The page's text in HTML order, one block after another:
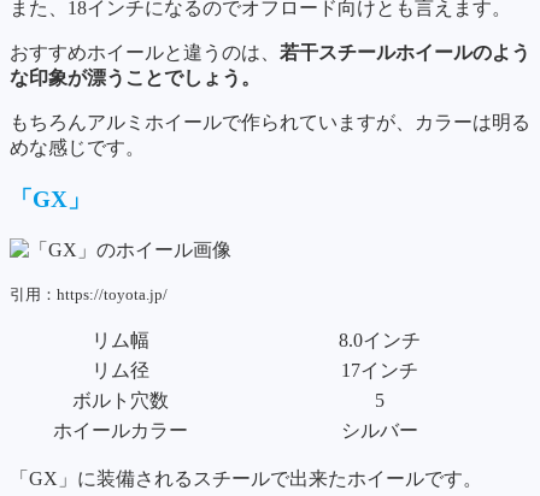
また、18インチになるのでオフロード向けとも言えます。
おすすめホイールと違うのは、 若干スチールホイールのよう
な印象が漂うことでしょう。
もちろんアルミホイールで作られていますが、カラーは明る
めな感じです。
「GX」
引用：https://toyota.jp/
リム幅
8.0インチ
リム径
17インチ
ボルト穴数
5
ホイールカラー
シルバー
「GX」に装備されるスチールで出来たホイールです。